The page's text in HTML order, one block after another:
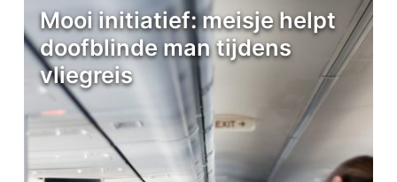
Mooi initiatief: meisje helpt
doofblinde man tijdens
vliegreis